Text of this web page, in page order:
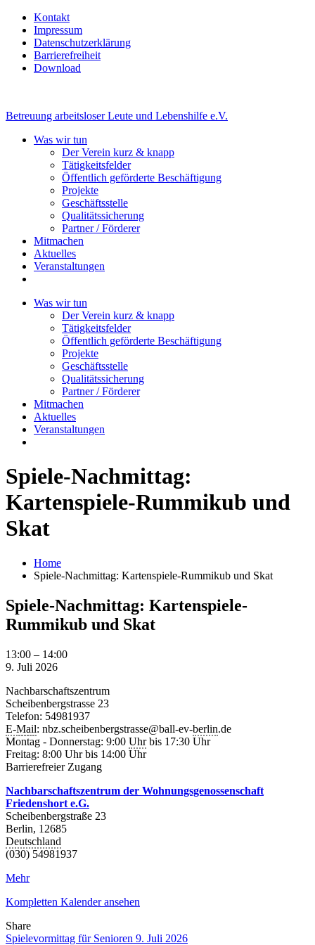
Kontakt
Impressum
Datenschutzerklärung
Barrierefreiheit
Download
Betreuung arbeitsloser Leute und Lebenshilfe e.V.
Was wir tun
Der Verein kurz & knapp
Tätigkeitsfelder
Öffentlich geförderte Beschäftigung
Projekte
Geschäftsstelle
Qualitätssicherung
Partner / Förderer
Mitmachen
Aktuelles
Veranstaltungen
Was wir tun
Der Verein kurz & knapp
Tätigkeitsfelder
Öffentlich geförderte Beschäftigung
Projekte
Geschäftsstelle
Qualitätssicherung
Partner / Förderer
Mitmachen
Aktuelles
Veranstaltungen
Spiele-Nachmittag:
Kartenspiele-Rummikub und
Skat
Home
Spiele-Nachmittag: Kartenspiele-Rummikub und Skat
Spiele-Nachmittag: Kartenspiele-
Rummikub und Skat
Spiele-
Nachmittag:
Rummikub
und
Skat
13:00 – 14:00
9. Juli 2026
Nachbarschaftszentrum
Scheibenbergstrasse 23
Telefon: 54981937
E-Mail: nbz.scheibenbergstrasse@ball-ev-berlin.de
Montag - Donnerstag: 9:00 Uhrbis 17:30 Uhr
Freitag: 8:00 Uhr bis 14:00 Uhr
Barrierefreier Zugang
Nachbarschaftszentrum der Wohnungsgenossenschaft
Friedenshort e.G.
Scheibenbergstraße 23
Berlin, 12685
Deutschland
(030) 54981937
Mehr
Kompletten Kalender ansehen
Share
Facebook
Twitter
LinkedIn
Pinterest
Stumbleupon
Email
Spielevormittag für Senioren 9. Juli 2026